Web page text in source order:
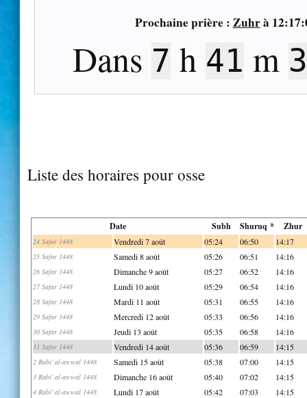
Prochaine prière : Zuhrà
Dans 7 h 41 m
Liste des horaires pour osse
Date Subh Shuruq * Zhur
24 Safar 1448 Vendredi 7 août 05:24 06:50 14:17
25 Safar 1448 Samedi 8 août 05:26 06:51 14:16
26 Safar 1448 Dimanche 9 août 05:27 06:52 14:16
27 Safar 1448 Lundi 10 août 05:29 06:54 14:16
28 Safar 1448 Mardi 11 août 05:31 06:55 14:16
29 Safar 1448 Mercredi 12 août 05:33 06:56 14:16
30 Safar 1448 Jeudi 13 août 05:35 06:58 14:16
31 Safar 1448 Vendredi 14 août 05:36 06:59 14:15
2 Rabi' al-awwal 1448 Samedi 15 août 05:38 07:00 14:15
3 Rabi' al-awwal 1448 Dimanche 16 août 05:40 07:02 14:15
4 Rabi' al-awwal 1448 Lundi 17 août 05:42 07:03 14:15